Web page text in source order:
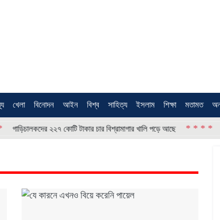
খেলা বিনোদন আইন বিশ্ব সাহিত্য ইসলাম শিক্ষা মতামত
২২৭ কোটি টাকার চার বিশ্রামাগার খালি পড়ে আছে * * * * বর্জ্য না